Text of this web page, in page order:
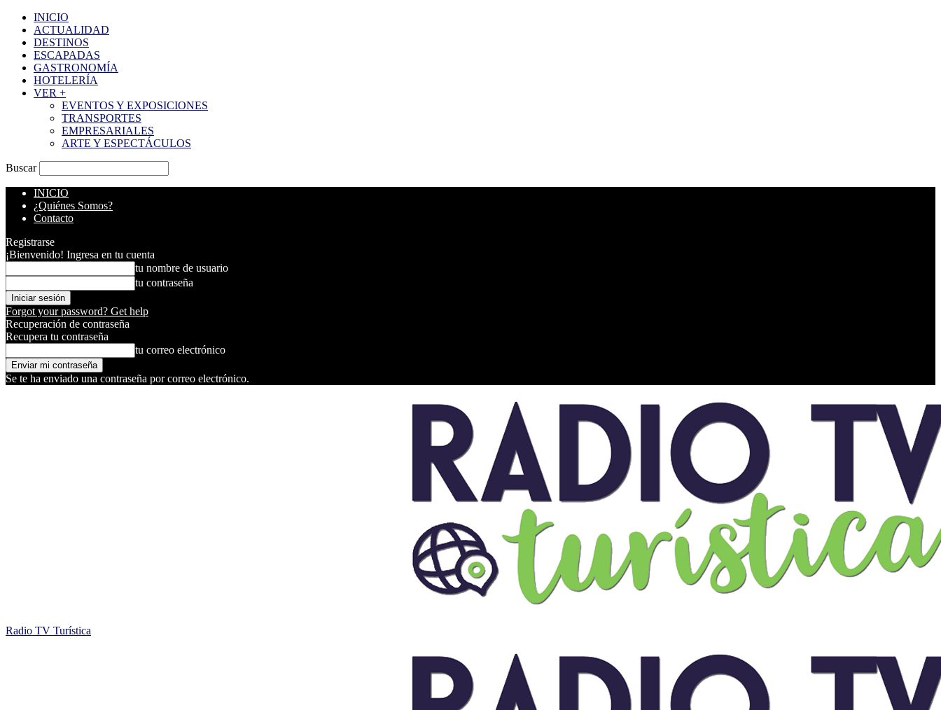
INICIO
ACTUALIDAD
DESTINOS
ESCAPADAS
GASTRONOMÍA
HOTELERÍA
VER +
EVENTOS Y EXPOSICIONES
TRANSPORTES
EMPRESARIALES
ARTE Y ESPECTÁCULOS
Buscar
INICIO
¿Quiénes Somos?
Contacto
Registrarse
¡Bienvenido! Ingresa en tu cuenta
tu nombre de usuario
tu contraseña
Forgot your password? Get help
Recuperación de contraseña
Recupera tu contraseña
tu correo electrónico
Se te ha enviado una contraseña por correo electrónico.
Radio TV Turística